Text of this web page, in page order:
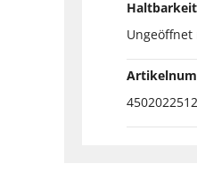
Haltbarkeit
4502022512